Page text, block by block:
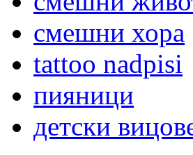
смешни хора
tattoo nadpisi
пияници
детски